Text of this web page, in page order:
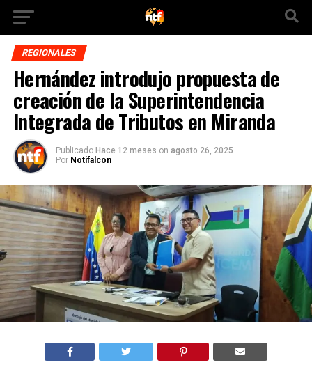
REGIONALES
Hernández introdujo propuesta de
creación de la Superintendencia
Integrada de Tributos en Miranda
Publicado Hace 12 meses on agosto 26, 2025
Por Notifalcon